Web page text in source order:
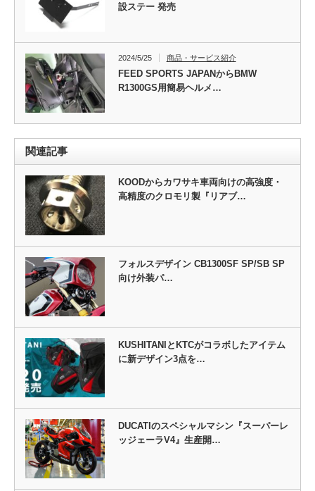
設ステー 発売
2024/5/25 商品・サービス紹介
FEED SPORTS JAPANからBMW
R1300GS用簡易ヘルメ…
関連記事
KOODからカワサキ車両向けの高強度・
高精度のクロモリ製『リアブ…
フォルスデザイン CB1300SF SP/SB SP
向け外装パ…
KUSHITANIとKTCがコラボしたアイテム
に新デザイン3点を…
DUCATIのスペシャルマシン『スーパーレ
ッジェーラV4』生産開…